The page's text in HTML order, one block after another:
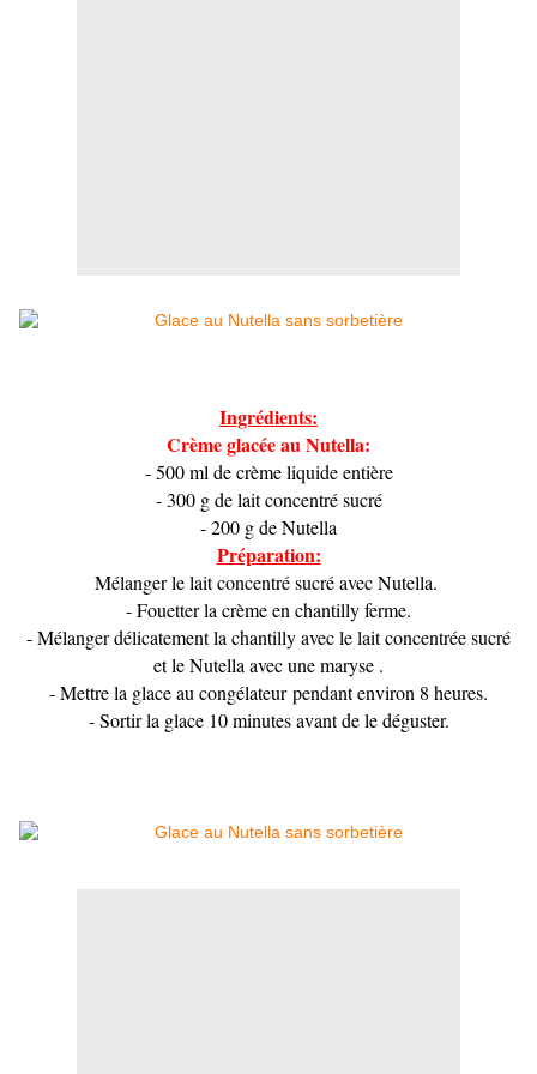
Ingrédients:
Crème glacée au Nutella:
- 500 ml de crème liquide entière
- 300 g de lait concentré sucré
- 200 g de Nutella
Préparation:
Mélanger le lait concentré sucré avec Nutella.
- Fouetter la crème en chantilly ferme.
- Mélanger délicatement la chantilly avec le lait concentrée sucré
et le Nutella avec une maryse .
- Mettre la glace au congélateur pendant environ 8 heures.
- Sortir la glace 10 minutes avant de le déguster.